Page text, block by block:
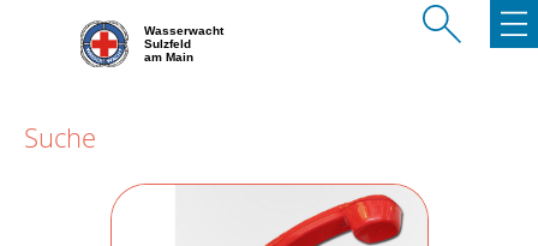
Wasserwacht
Sulzfeld
am Main
Suche